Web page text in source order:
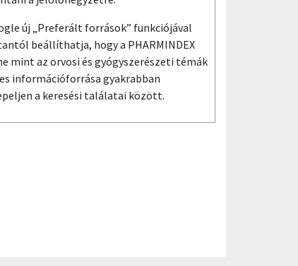
új „Preferált források” funkciójával
beállíthatja, hogy a PHARMINDEX
mint az orvosi és gyógyszerészeti témák
információforrása gyakrabban
a keresési találatai között.